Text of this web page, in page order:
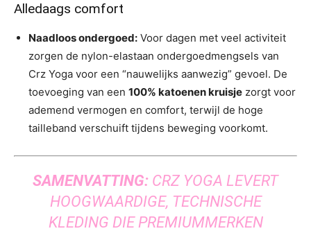
Alledaags comfort
Naadloos ondergoed: Voor dagen met veel activiteit
zorgen de nylon-elastaan ondergoedmengsels van
Crz Yoga voor een “nauwelijks aanwezig” gevoel. De
toevoeging van een 100% katoenen kruisje zorgt voor
ademend vermogen en comfort, terwijl de hoge
tailleband verschuift tijdens beweging voorkomt.
SAMENVATTING: CRZ YOGA LEVERT
HOOGWAARDIGE, TECHNISCHE
KLEDING DIE PREMIUMMERKEN